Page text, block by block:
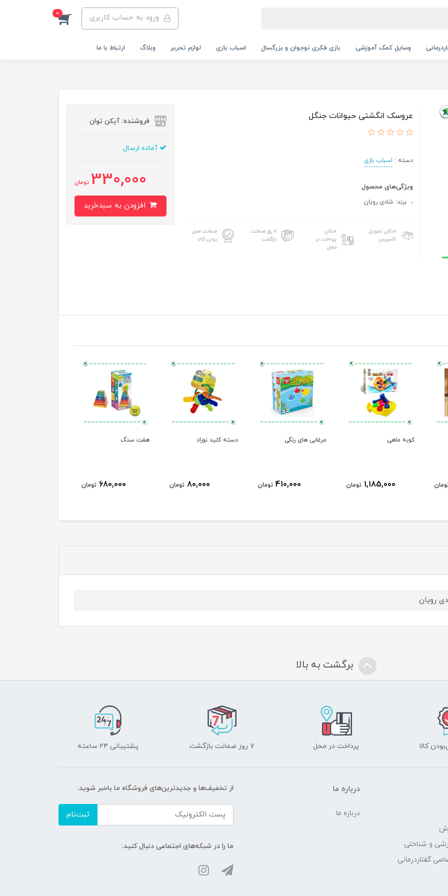
ورود به حساب کاربری 0
وسایل کمک آموزشی بازی فکری نوجوان و بزرگسال اسباب بازی لوازم تحریر وبلاگ ارتباط با ما
عروسک انگشتی حیوانات جنگل
دسته : اسباب بازی
ویژگی‌های محصول
برند: شادی رویان
امکان تحویل
اکسپرس
امکان
پرداخت در
محل
۷ روز ضمانت
بازگشت
ضمانت اصل
بودن کالا
فروشنده: آیکن توان
آماده ارسال
330,000 تومان
کوبه ماهی
1,185,000 تومان
مرغابی های رنگی
410,000 تومان
دسته کلید نوزاد
80,000 تومان
هفت سنگ
680,000 تومان
رویان
برگشت به بالا
کالا پرداخت در محل ۷ روز ضمانت بازگشت پشتیبانی ۲۴ ساعته
و شناختی
گفتاردرمانی
درباره ما
درباره ما
از تخفیف‌ها و جدیدترین‌های فروشگاه ما باخبر شوید:
ثبت‌نام
ما را در شبکه‌های اجتماعی دنبال کنید: